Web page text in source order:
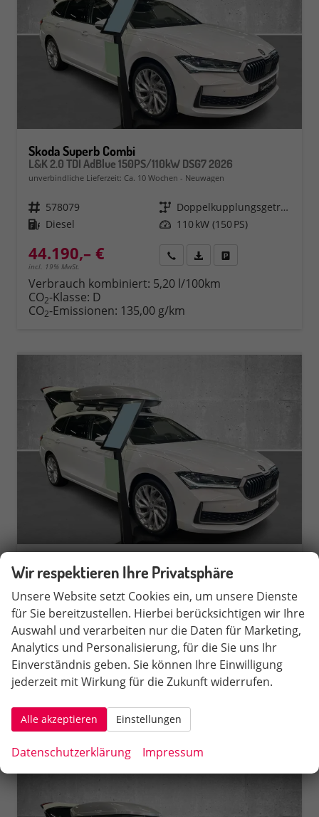
Skoda Superb Combi
L&K 2.0 TDI AdBlue 150PS/110kW DSG7 2026
unverbindliche Lieferzeit: Ca. 10 Wochen Neuwagen
Fahrzeugnr. 578079 Getriebe
Doppelkupplungsgetriebe (DSG)
Kraftstoff Diesel Leistung 110 kW (150 PS)
44.190,– €
incl. 19% MwSt.
Rückruf PDF-Datei, Fahrzeugexposé
Verbrauch kombiniert: 5,20 l/100km
CO2-Klasse: D
CO2-Emissionen: 135,00 g/km
Skoda Superb Combi
Sportline 2.0 TDI AdBlue 150PS/110kW DSG7 2026
unverbindliche Lieferzeit: Ca. 10 Wochen Neuwagen
578072
110 kW (150 PS)
45.190,– €
incl. 19% MwSt.
RückrufPDF-Datei, Fahrzeugexposé
Fahrzeug parken
CO2-Klasse:D
CO2-Emissionen:135,00 g/km
Wir respektieren Ihre Privatsphäre
Unsere Website setzt Cookies ein, um unsere Dienste
für Sie bereitzustellen. Hierbei berücksichtigen wir Ihre
Auswahl und verarbeiten nur die Daten für Marketing,
Analytics und Personalisierung, für die Sie uns Ihr
Einverständnis geben. Sie können Ihre Einwilligung
jederzeit mit Wirkung für die Zukunft widerrufen.
Alle akzeptieren Einstellungen
Datenschutzerklärung Impressum